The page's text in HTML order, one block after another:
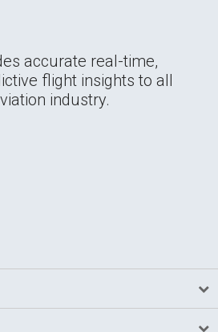
accurate real-time,
flight insights to all
industry.